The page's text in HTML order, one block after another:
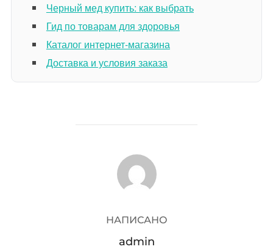
Черный мед купить: как выбрать
Гид по товарам для здоровья
Каталог интернет-магазина
Доставка и условия заказа
АВТОР ЗАПИСИ
НАПИСАНО
admin